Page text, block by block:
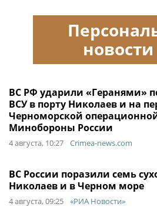
ВС РФ ударили «Геранями»
ВСУ в порту Николаев и на
Черноморской
Минобороны России
4 августа, 10:27 Crimea-news.com
ВС России поразили семь
Николаев и в Черном море
4 августа, 09:25 «РИА Новости»
новости